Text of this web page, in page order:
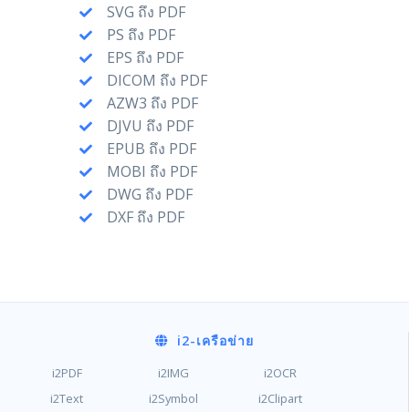
SVG ถึง PDF
PS ถึง PDF
EPS ถึง PDF
DICOM ถึง PDF
AZW3 ถึง PDF
DJVU ถึง PDF
EPUB ถึง PDF
MOBI ถึง PDF
DWG ถึง PDF
DXF ถึง PDF
i2-เครือข่าย
i2PDF i2IMG
i2OCR
i2Text
i2Symbol i2Clipart